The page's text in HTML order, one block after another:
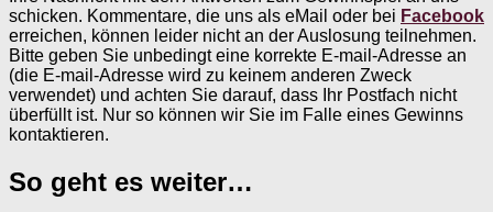
schicken. Kommentare, die uns als eMail oder bei Facebook
erreichen, können leider nicht an der Auslosung teilnehmen.
Bitte geben Sie unbedingt eine korrekte E-mail-Adresse an
(die E-mail-Adresse wird zu keinem anderen Zweck
verwendet) und achten Sie darauf, dass Ihr Postfach nicht
überfüllt ist. Nur so können wir Sie im Falle eines Gewinns
kontaktieren.
So geht es weiter…